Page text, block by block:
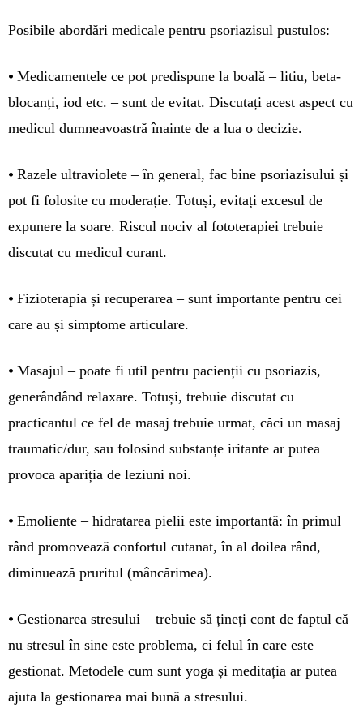
Posibile abordări medicale pentru psoriazisul pustulos:
• Medicamentele ce pot predispune la boală – litiu, beta-
blocanți, iod etc. – sunt de evitat. Discutați acest aspect cu
medicul dumneavoastră înainte de a lua o decizie.
• Razele ultraviolete – în general, fac bine psoriazisului și
pot fi folosite cu moderație. Totuși, evitați excesul de
expunere la soare. Riscul nociv al fototerapiei trebuie
discutat cu medicul curant.
• Fizioterapia și recuperarea – sunt importante pentru cei
care au și simptome articulare.
• Masajul – poate fi util pentru pacienții cu psoriazis,
generândând relaxare. Totuși, trebuie discutat cu
practicantul ce fel de masaj trebuie urmat, căci un masaj
traumatic/dur, sau folosind substanțe iritante ar putea
provoca apariția de leziuni noi.
• Emoliente – hidratarea pielii este importantă: în primul
rând promovează confortul cutanat, în al doilea rând,
diminuează pruritul (mâncărimea).
• Gestionarea stresului – trebuie să țineți cont de faptul că
nu stresul în sine este problema, ci felul în care este
gestionat. Metodele cum sunt yoga și meditația ar putea
ajuta la gestionarea mai bună a stresului.